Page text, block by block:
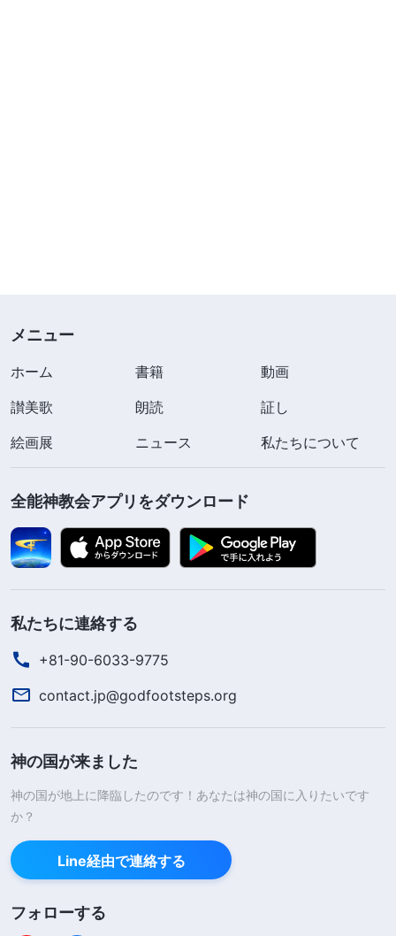
メニュー
ホーム 書籍
動画
讃美歌
朗読
証し
絵画展
ニュース 私たちについて
全能神教会アプリをダウンロード
私たちに連絡する
+81-90-6033-9775
contact.jp@godfootsteps.org
神の国が来ました
神の国が地上に降臨したのです！あなたは神の国に入りたいです
か？
Line経由で連絡する
フォローする